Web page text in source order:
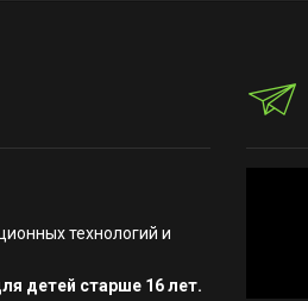
технологий и
детей старше 16 лет.